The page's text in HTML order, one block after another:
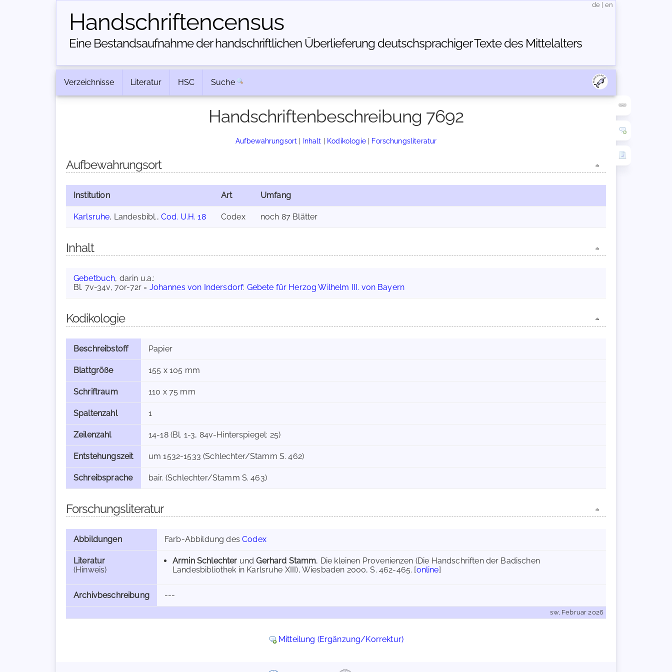
Handschriften­census
Eine Bestandsaufnahme der handschriftlichen Über­lieferung deutschsprachiger Texte des Mittelalters
de en
Verzeichnisse Literatur HSC Suche
Handschriftenbeschreibung 7692
Aufbewahrungsort | Inhalt | Kodikologie| Forschungsliteratur
Aufbewahrungsort
Institution Art Umfang
Karlsruhe, Landesbibl., Cod. U.H. 18 Codex noch 87 Blätter
Inhalt
Gebetbuch, darin u.a.:
Bl. 7v-34v, 70r-72r = Johannes von Indersdorf: Gebete für Herzog Wilhelm III. von Bayern
Kodikologie
Beschreibstoff Papier
Blattgröße 155 x 105 mm
Schriftraum 110 x 75 mm
Spaltenzahl 1
Zeilenzahl 14-18 (Bl. 1-3, 84v-Hinterspiegel: 25)
Entstehungszeit um 1532-1533 (Schlechter/Stamm S. 462)
Schreibsprache bair. (Schlechter/Stamm S. 463)
Forschungsliteratur
Abbildungen Farb-Abbildung desCodex
Literatur
(Hinweis)
Armin Schlechter undGerhard Stamm, Die kleinen Provenienzen (Die Handschriften der Badischen
Landesbibliothek in Karlsruhe XIII), Wiesbaden 2000, S. 462-465. [online]
Archivbeschreibung ---
sw, Februar 2026
Mitteilung (Ergänzung/Korrektur)